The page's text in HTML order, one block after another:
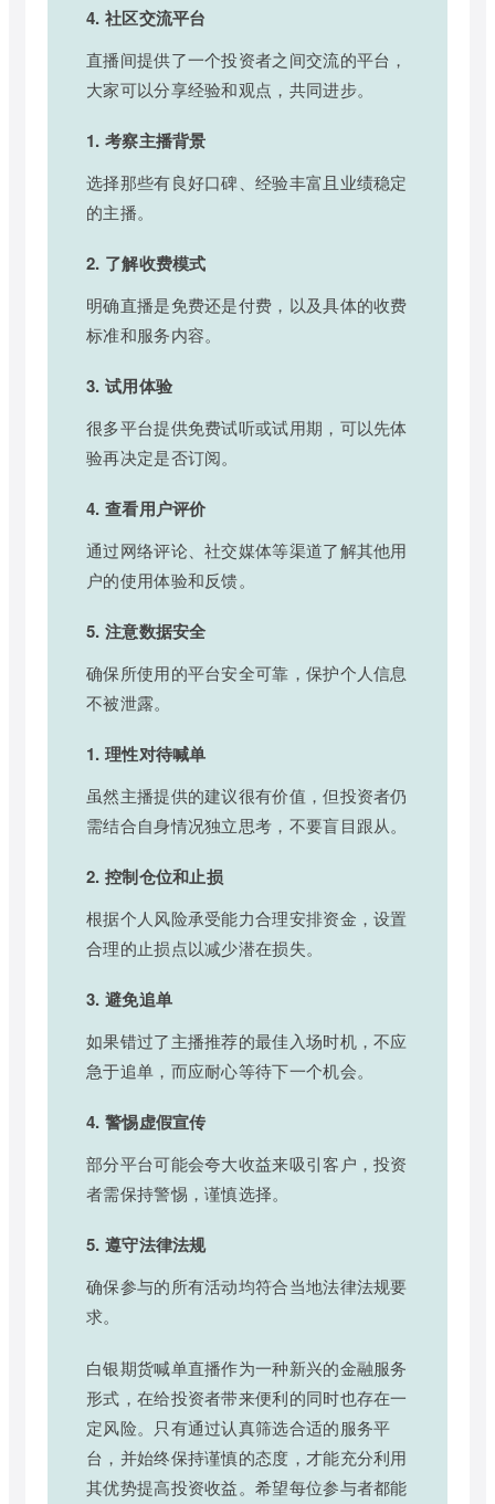
4. 社区交流平台
直播间提供了一个投资者之间交流的平台，
大家可以分享经验和观点，共同进步。
1. 考察主播背景
选择那些有良好口碑、经验丰富且业绩稳定
的主播。
2. 了解收费模式
明确直播是免费还是付费，以及具体的收费
标准和服务内容。
3. 试用体验
很多平台提供免费试听或试用期，可以先体
验再决定是否订阅。
4. 查看用户评价
通过网络评论、社交媒体等渠道了解其他用
户的使用体验和反馈。
5. 注意数据安全
确保所使用的平台安全可靠，保护个人信息
不被泄露。
1. 理性对待喊单
虽然主播提供的建议很有价值，但投资者仍
需结合自身情况独立思考，不要盲目跟从。
2. 控制仓位和止损
根据个人风险承受能力合理安排资金，设置
合理的止损点以减少潜在损失。
3. 避免追单
如果错过了主播推荐的最佳入场时机，不应
急于追单，而应耐心等待下一个机会。
4. 警惕虚假宣传
部分平台可能会夸大收益来吸引客户，投资
者需保持警惕，谨慎选择。
5. 遵守法律法规
确保参与的所有活动均符合当地法律法规要
求。
白银期货喊单直播作为一种新兴的金融服务
形式，在给投资者带来便利的同时也存在一
定风险。只有通过认真筛选合适的服务平
台，并始终保持谨慎的态度，才能充分利用
其优势提高投资收益。希望每位参与者都能